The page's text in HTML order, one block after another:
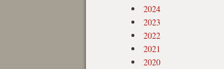
2024
2023
2022
2021
2020